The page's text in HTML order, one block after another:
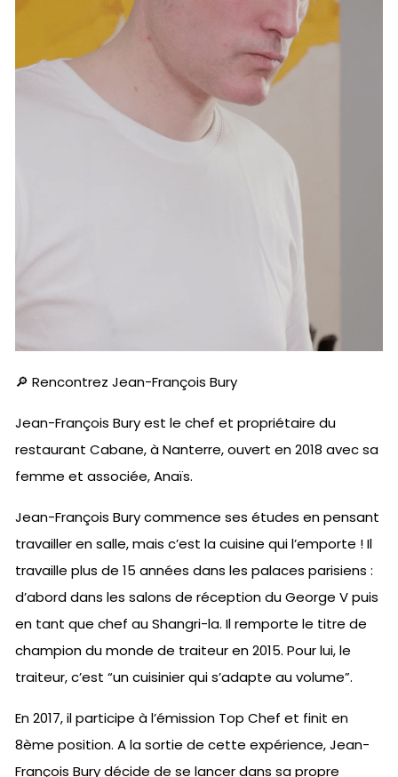
🔎 Rencontrez Jean-François Bury
Jean-François Bury est le chef et propriétaire du
restaurant Cabane, à Nanterre, ouvert en 2018 avec sa
femme et associée, Anaïs.
Jean-François Bury commence ses études en pensant
travailler en salle, mais c’est la cuisine qui l’emporte ! Il
travaille plus de 15 années dans les palaces parisiens :
d’abord dans les salons de réception du George V puis
en tant que chef au Shangri-la. Il remporte le titre de
champion du monde de traiteur en 2015. Pour lui, le
traiteur, c’est “un cuisinier qui s’adapte au volume”.
En 2017, il participe à l’émission Top Chef et finit en
8ème position. A la sortie de cette expérience, Jean-
François Bury décide de se lancer dans sa propre